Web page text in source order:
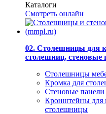
Каталоги
Смотреть онлайн
02. Столешницы для
столешниц, стеновые
Столешницы
Кромка для
Стеновые
Кронштейны для
столешницы